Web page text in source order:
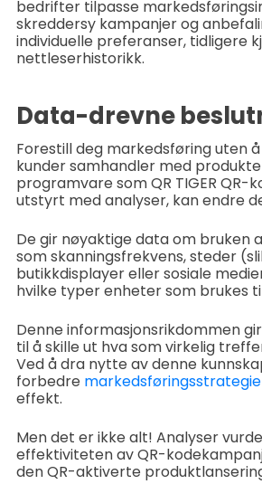
bedrifter tilpasse
skreddersy kampanjer og
individuelle preferanser, tidligere
nettleserhistorikk.
Data-drevne
Forestill deg markedsføring uten
kunder samhandler med
programvare som QR TIGER QR-
utstyrt med analyser, kan endre
De gir nøyaktige data om bruken
som skanningsfrekvens, steder
butikkdisplayer eller sosiale
hvilke typer enheter som brukes
Denne informasjonsrikdommen
til å skille ut hva som virkelig
Ved å dra nytte av denne
forbedre
effekt.
Men det er ikke alt! Analyser
effektiviteten av QR-
den QR-aktiverte